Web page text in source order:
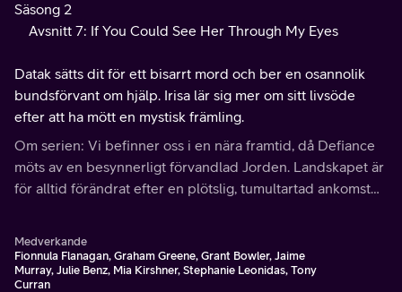
Säsong 2
Avsnitt 7: If You Could See Her Through My Eyes
Datak sätts dit för ett bisarrt mord och ber en osannolik
bundsförvant om hjälp. Irisa lär sig mer om sitt livsöde
efter att ha mött en mystisk främling.
Om serien: Vi befinner oss i en nära framtid, då Defiance
möts av en besynnerligt förvandlad Jorden. Landskapet är
för alltid förändrat efter en plötslig, tumultartad ankomst
Medverkande
Fionnula Flanagan, Graham Greene, Grant Bowler, Jaime
Murray, Julie Benz, Mia Kirshner, Stephanie Leonidas, Tony
Curran